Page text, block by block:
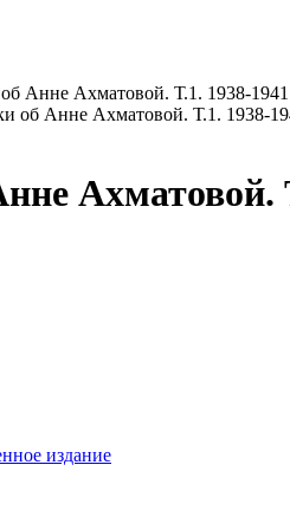
Анне Ахматовой. Т.1. 1938-
Ахматовой.
издание